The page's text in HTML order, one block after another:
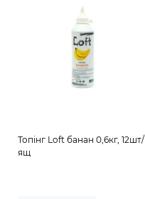
Топінг Loft банан 0,6кг, 12шт/
ящ